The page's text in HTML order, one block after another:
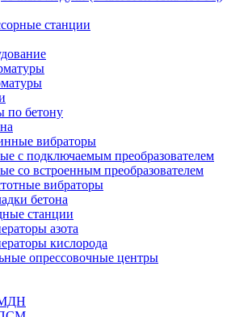
станции
по бетону
вибраторы
с подключаемым преобразователем
со встроенным преобразователем
вибраторы
бетона
станции
азота
кислорода
опрессовочные центры
МДН